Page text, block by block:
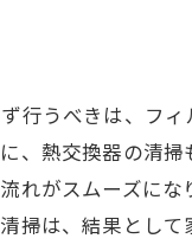
行うべきは、フ
、熱交換器の清
れがスムーズにな
掃は、結果とし